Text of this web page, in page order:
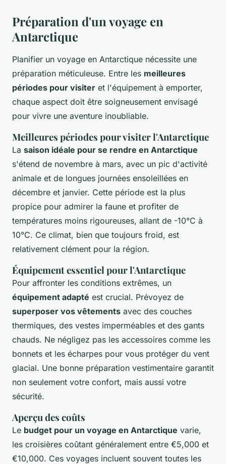
Préparation d'un voyage en
Antarctique
Planifier un voyage en Antarctique nécessite une
préparation méticuleuse. Entre les meilleures
périodes pour visiter et l'équipement à emporter,
chaque aspect doit être soigneusement envisagé
pour vivre une aventure inoubliable.
Meilleures périodes pour visiter l'Antarctique
La saison idéale pour se rendre en Antarctique
s'étend de novembre à mars, avec un pic d'activité
animale et de longues journées ensoleillées en
décembre et janvier. Cette période est la plus
propice pour admirer la faune et profiter de
températures moins rigoureuses, allant de -10°C à
10°C. Ce climat, bien que toujours froid, est
relativement clément pour la région.
Équipement essentiel pour l'Antarctique
Pour affronter les conditions extrêmes, un
équipement adapté est crucial. Prévoyez de
superposer vos vêtements avec des couches
thermiques, des vestes imperméables et des gants
chauds. Ne négligez pas les accessoires comme les
bonnets et les écharpes pour vous protéger du vent
glacial. Une bonne préparation vestimentaire garantit
non seulement votre confort, mais aussi votre
sécurité.
Aperçu des coûts
Le budget pour un voyage en Antarctique varie,
les croisières coûtant généralement entre €5,000 et
€10,000. Ces voyages incluent souvent toutes les